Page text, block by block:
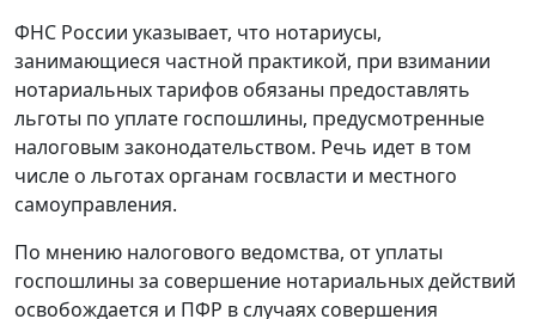
ФНС России указывает, что нотариусы,
занимающиеся частной практикой, при взимании
нотариальных тарифов обязаны предоставлять
льготы по уплате госпошлины, предусмотренные
налоговым законодательством. Речь идет в том
числе о льготах органам госвласти и местного
самоуправления.
По мнению налогового ведомства, от уплаты
госпошлины за совершение нотариальных действий
освобождается и ПФР в случаях совершения